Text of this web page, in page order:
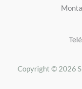
Copyright © 2026